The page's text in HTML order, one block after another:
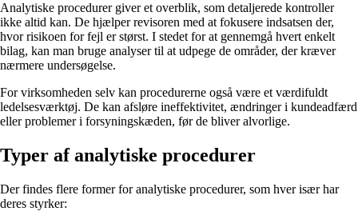
Analytiske procedurer giver et overblik, som detaljerede kontroller
ikke altid kan. De hjælper revisoren med at fokusere indsatsen der,
hvor risikoen for fejl er størst. I stedet for at gennemgå hvert enkelt
bilag, kan man bruge analyser til at udpege de områder, der kræver
nærmere undersøgelse.
For virksomheden selv kan procedurerne også være et værdifuldt
ledelsesværktøj. De kan afsløre ineffektivitet, ændringer i kundeadfærd
eller problemer i forsyningskæden, før de bliver alvorlige.
Typer af analytiske procedurer
Der findes flere former for analytiske procedurer, som hver især har
deres styrker: